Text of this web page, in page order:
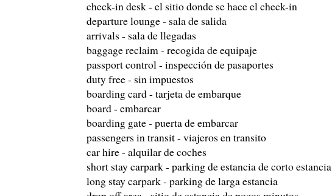
check-in desk - el sitio donde se hace el check-in
departure lounge - sala de salida
arrivals - sala de llegadas
baggage reclaim - recogida de equipaje
passport control - inspección de pasaportes
duty free - sin impuestos
boarding card - tarjeta de embarque
board - embarcar
boarding gate - puerta de embarcar
passengers in transit - viajeros en transito
car hire - alquilar de coches
short stay carpark - parking de estancia de corto estancia
long stay carpark - parking de larga estancia